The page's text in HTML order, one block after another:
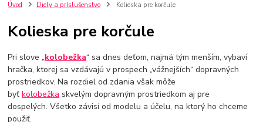
Úvod Diely a príslušenstvo Kolieska pre korčule
Kolieska pre korčule
Pri slove „kolobežka“ sa dnes deťom, najmä tým menším, vybaví
hračka, ktorej sa vzdávajú v prospech „vážnejších“ dopravných
prostriedkov. Na rozdiel od zdania však môže
byťkolobežka skvelým dopravným prostriedkom aj pre
dospelých. Všetko závisí od modelu a účelu, na ktorý ho chceme
použiť.